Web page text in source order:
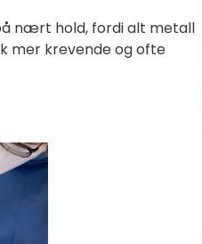
nært hold, fordi alt metall
mer krevende og ofte